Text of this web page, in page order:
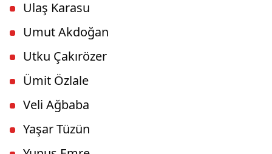
Ulaş Karasu
Umut Akdoğan
Utku Çakırözer
Ümit Özlale
Veli Ağbaba
Yaşar Tüzün